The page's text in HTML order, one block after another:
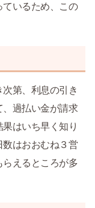
ているため、この
第、利息の引き
過払い金が請求
はいち早く知り
はおおむね３営
えるところが多